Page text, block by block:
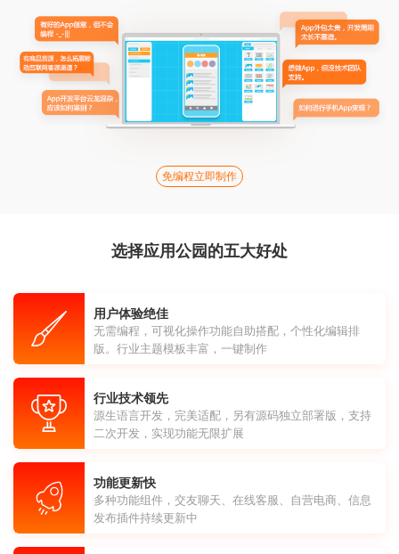
免编程立即制作
选择应用公园的五大好处
用户体验绝佳
无需编程，可视化操作功能自助搭配，个性化编辑排
版。行业主题模板丰富，一键制作
行业技术领先
源生语言开发，完美适配，另有源码独立部署版，支持
二次开发，实现功能无限扩展
功能更新快
多种功能组件，交友聊天、在线客服、自营电商、信息
发布插件持续更新中